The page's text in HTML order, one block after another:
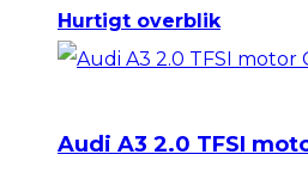
Hurtigt overblik
Audi A3 2.0 TFSI